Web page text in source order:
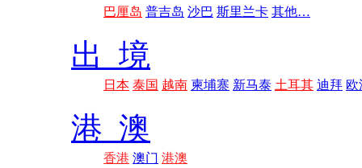
巴厘岛 普吉岛 沙巴 斯里兰卡 其他…
出 境
日本 泰国 越南 柬埔寨 新马泰 土耳其 迪拜 欧
港 澳
香港 澳门 港澳